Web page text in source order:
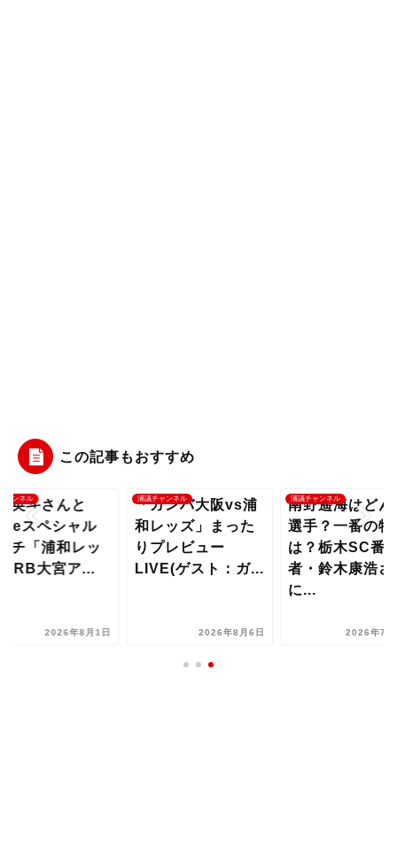
この記事もおすすめ
ャンネル
英斗さんと
スペシャル
チ「浦和レッ
大宮ア...
2026年8月1日
浦議チャンネル
「ガンバ大阪vs浦
和レッズ」まった
りプレビュー
LIVE(ゲスト：ガ...
2026年8月6日
浦議チャンネル
南野遥海はどん
選手？一番の特
は？栃木SC番
者・鈴木康浩さ
に...
2026年7